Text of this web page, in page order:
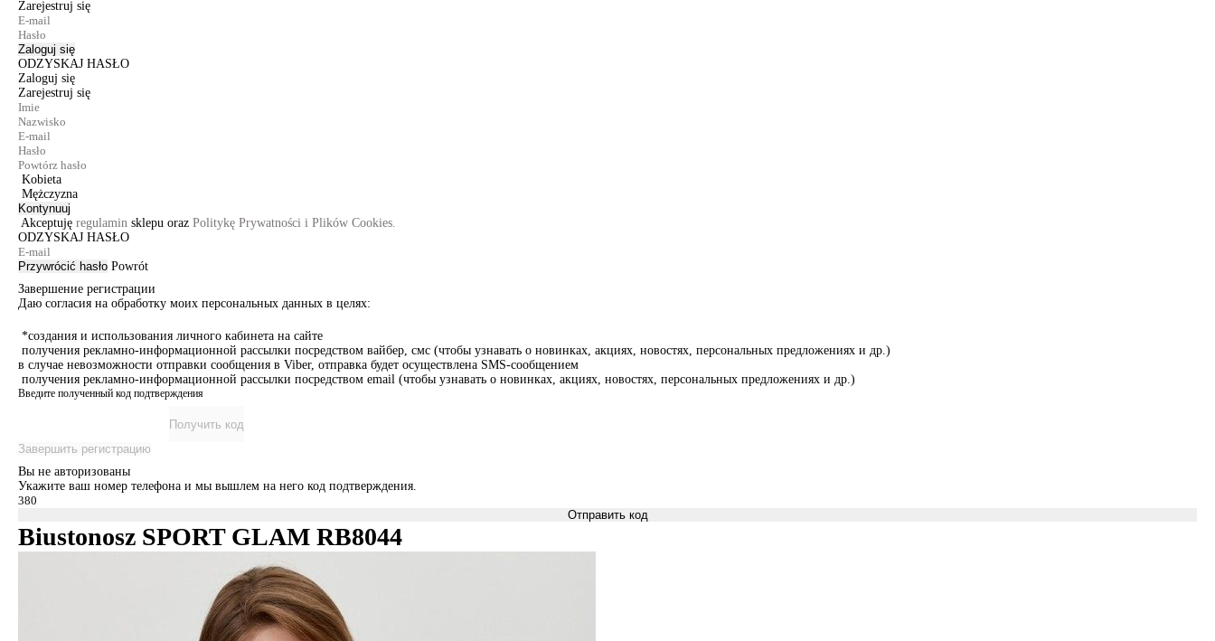
Zarejestruj się
Zaloguj się
ODZYSKAJ HASŁO
Zaloguj się
Zarejestruj się
Kobieta
Mężczyzna
Kontynuuj
Akceptuję regulamin sklepu oraz Politykę Prywatności i Plików Cookies.
ODZYSKAJ HASŁO
Przywrócić hasło Powrót
Завершение регистрации
Даю согласия на обработку моих персональных данных в целях:
*создания и использования личного кабинета на сайте
получения рекламно-информационной рассылки посредством вайбер, смс (чтобы узнавать о новинках, акциях, новостях, персональных предложениях и др.)
в случае невозможности отправки сообщения в Viber, отправка будет осуществлена SMS-сообщением
получения рекламно-информационной рассылки посредством email (чтобы узнавать о новинках, акциях, новостях, персональных предложениях и др.)
Введите полученный код подтверждения
Получить код
Завершить регистрацию
Вы не авторизованы
Укажите ваш номер телефона и мы вышлем на него код подтверждения.
Отправить код
Biustonosz SPORT GLAM RB8044